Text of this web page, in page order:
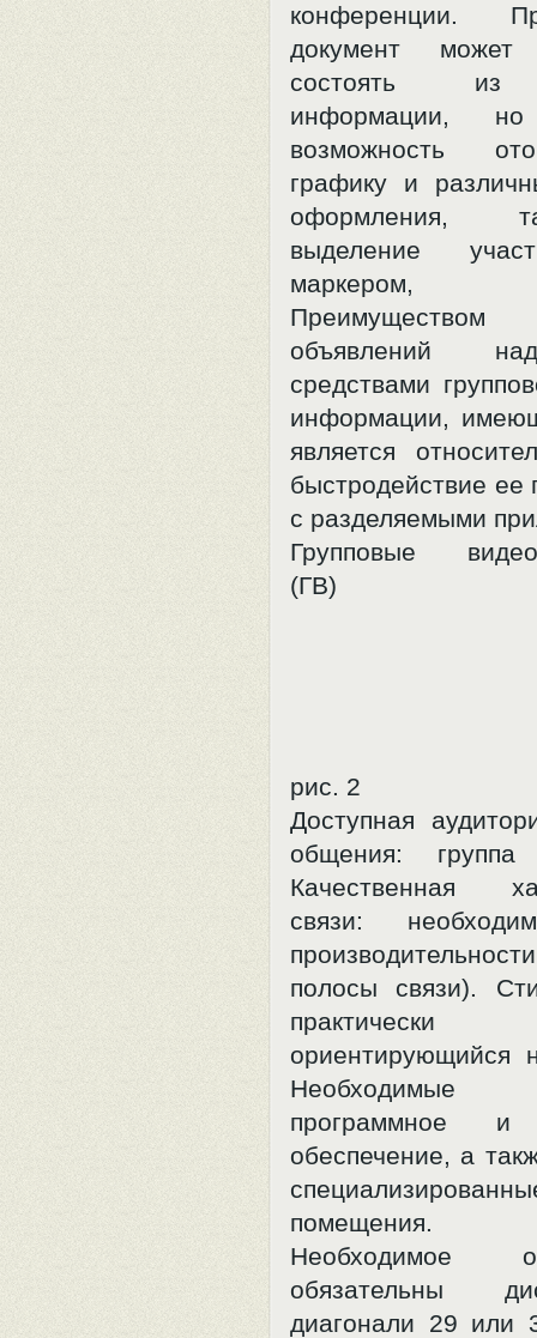
конференции.
документ
состоять из
информации,
возможность
графику и
оформления,
выделение
маркером,
объявлений
средствами
информации,
является
быстродействие ее
с разделяемыми
Групповые
(ГВ)
рис. 2
Доступная
общения:
Качественная
связи:
полосы связи).
практически
ориентирующийся
Необходимые
программное и
обеспечение, а
помещения.
Необходимое
обязательны
диагонали 29 или